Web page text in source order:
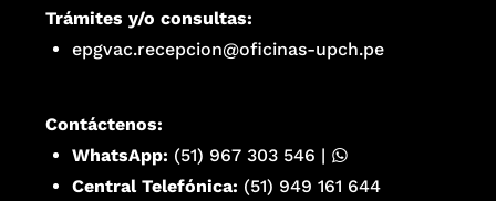
Trámites y/o consultas:
epgvac.recepcion@oficinas-upch.pe
Contáctenos:
WhatsApp: (51) 967 303 546 |
Central Telefónica: (51) 949 161 644